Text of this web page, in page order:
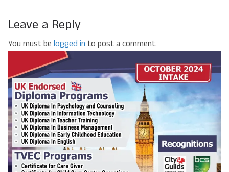
Leave a Reply
You must be logged in to post a comment.